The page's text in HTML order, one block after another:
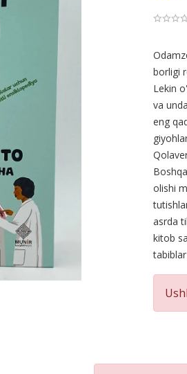
borligi
Lekin
va
eng
olishi
asrda
kitob